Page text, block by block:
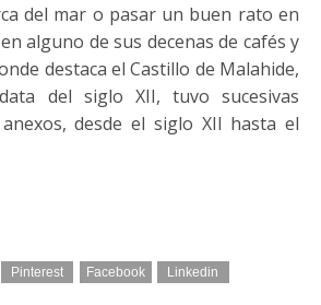
del mar o pasar un buen rato en
alguno de sus decenas de cafés y
destaca el Castillo de Malahide,
del siglo XII, tuvo sucesivas
desde el siglo XII hasta el
Pinterest Facebook Linkedin